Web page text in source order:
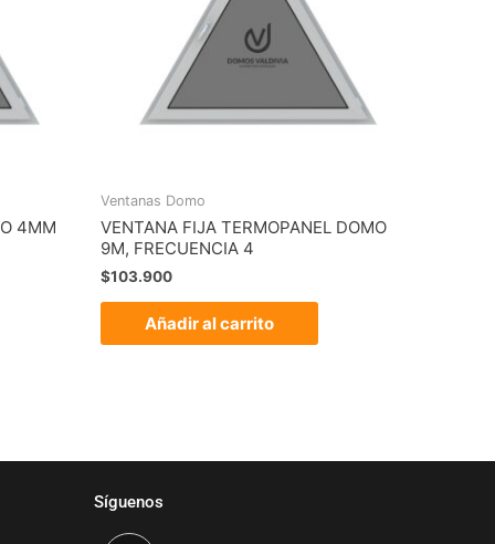
4MM
Ventanas Domo
VENTANA FIJA TERMOPANEL DOMO
9M, FRECUENCIA 4
$103.900
Añadir al carrito
Síguenos